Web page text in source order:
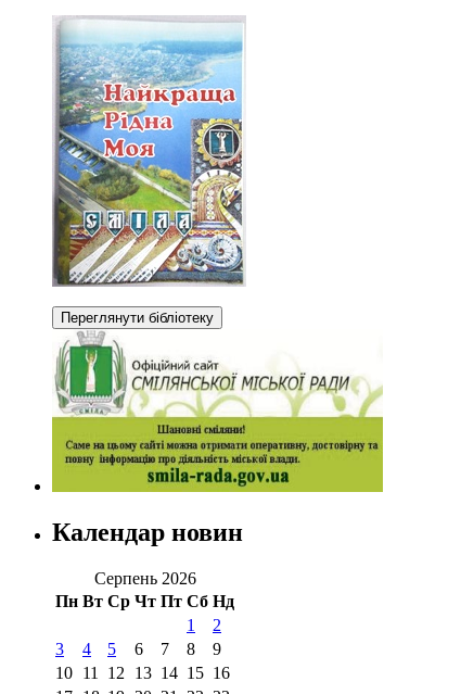
Календар новин
Серпень 2026
Пн Вт Ср Чт Пт Сб Нд
1
2
3
4 5 6 7 8
9
10 11 12 13 14 15 16